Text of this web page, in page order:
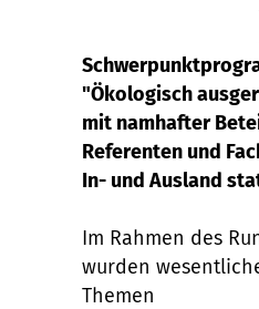
"Ökologisch
mit namhafter
Referenten und
In- und Ausland
Im Rahmen des
wurden
Themen